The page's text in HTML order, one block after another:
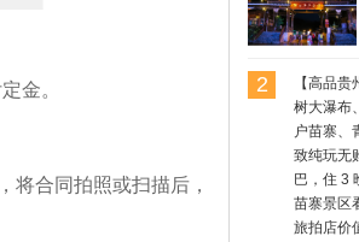
金。
将合同拍照或扫描后，
贵州的历史讲
贵州的景点再
2
【高品
树大瀑布
户苗寨、
致纯玩无
巴，住 3
苗寨景区
旅拍店价